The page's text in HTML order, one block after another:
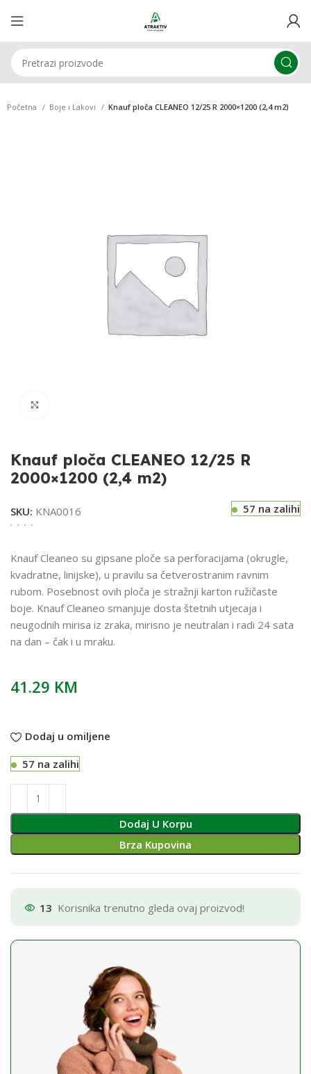
Početna Boje i Lakovi Knauf ploča CLEANEO 12/25 R 2000×1200 (2,4 m2)
Knauf ploča CLEANEO 12/25 R
2000×1200 (2,4 m2)
SKU: KNA0016 57 na zalihi
Knauf Cleaneo su gipsane ploče sa perforacijama (okrugle,
kvadratne, linijske), u pravilu sa četverostranim ravnim
rubom. Posebnost ovih ploča je stražnji karton ružičaste
boje. Knauf Cleaneo smanjuje dosta štetnih utjecaja i
neugodnih mirisa iz zraka, mirisno je neutralan i radi 24 sata
na dan – čak i u mraku.
41.29 KM
Dodaj u omiljene
57 na zalihi
Dodaj U Korpu
Brza Kupovina
13 Korisnika trenutno gleda ovaj proizvod!